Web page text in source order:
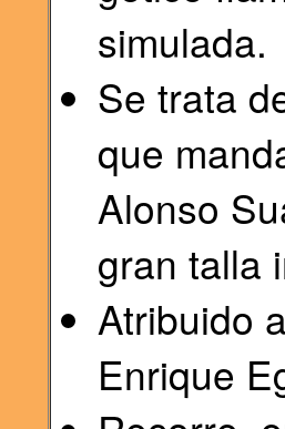
simulada.
Se trata
que
Alonso
gran talla
Atribuido
Enrique